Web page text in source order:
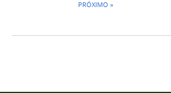
PRÓXIMO »